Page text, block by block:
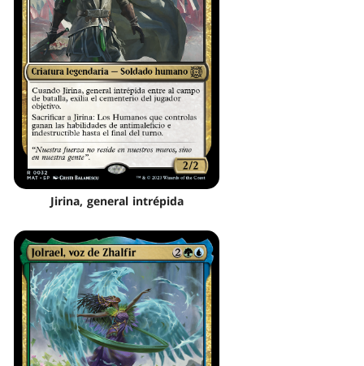
Jirina, general intrépida